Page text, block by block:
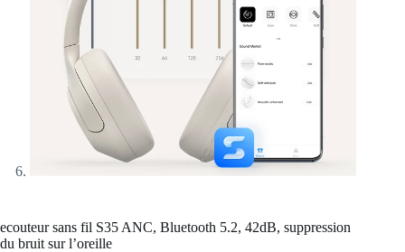
ecouteur sans fil S35 ANC, Bluetooth 5.2, 42dB, suppression
du bruit sur l’oreille